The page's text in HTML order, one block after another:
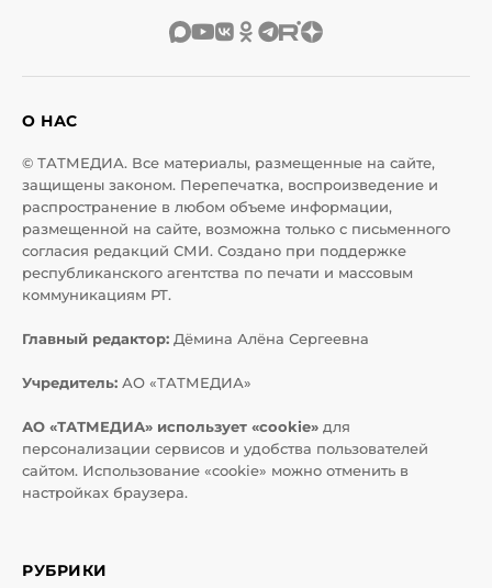
О НАС
© ТАТМЕДИА. Все материалы, размещенные на сайте,
защищены законом. Перепечатка, воспроизведение и
распространение в любом объеме информации,
размещенной на сайте, возможна только с письменного
согласия редакций СМИ. Создано при поддержке
республиканского агентства по печати и массовым
коммуникациям РТ.
Главный редактор: Дёмина Алёна Сергеевна
Учредитель: АО «ТАТМЕДИА»
АО «ТАТМЕДИА» использует «cookie» для
персонализации сервисов и удобства пользователей
сайтом. Использование «cookie» можно отменить в
настройках браузера.
РУБРИКИ